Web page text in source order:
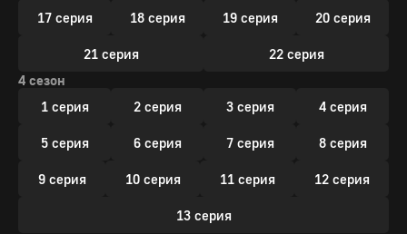
17 серия 18 серия 19 серия 20 серия
21 серия
22 серия
4 сезон
1 серия
2 серия 3 серия 4 серия
5 серия 6 серия 7 серия 8 серия
9 серия 10 серия 11 серия 12 серия
13 серия